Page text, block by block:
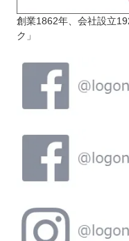
創業1862年、会社設立
ク」